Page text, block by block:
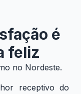
é
feliz
no Nordeste.
receptivo do